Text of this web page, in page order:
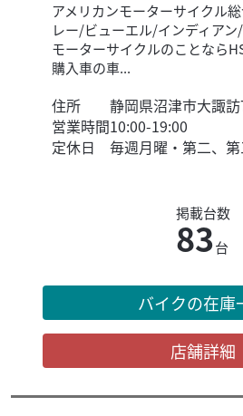
アメリカンモーターサイクル
レー/ビューエル/インディア
モーターサイクルのことなら
購入車の車...
住所
静岡県沼津市大諏
営業時間10:00-19:00
定休日
毎週月曜・第二、
掲載台数
83台
バイクの在庫
店舗詳細